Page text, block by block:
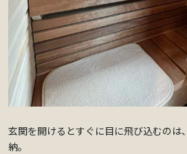
玄関を開けるとすぐに目に飛び込むのは
納。